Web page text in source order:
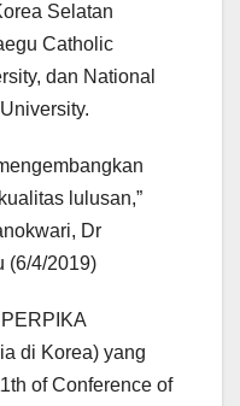
Selatan
Catholic
dan National
lulusan,”
Dr
(6/4/2019)
di Korea) yang
of Conference of